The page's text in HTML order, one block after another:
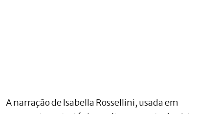
A narração de Isabella Rossellini, usada em